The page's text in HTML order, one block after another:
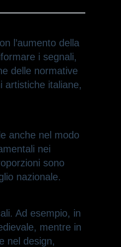
l’aumento della
i segnali,
delle normative
artistiche italiane,
anche nel modo
nei
sono
nazionale.
Ad esempio, in
mentre in
nel design,